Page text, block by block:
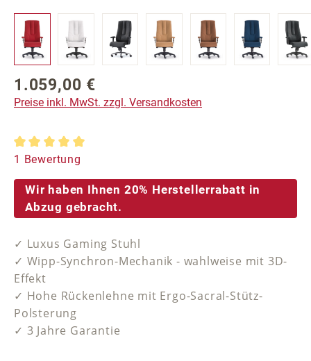
Regulärer Preis:
1.059,00 €
Preise inkl. MwSt. zzgl. Versandkosten
Durchschnittliche Bewertung von 5 von 5 Sternen
1 Bewertung
Wir haben Ihnen 20% Herstellerrabatt in
Abzug gebracht.
✓ Luxus Gaming Stuhl
✓ Wipp-Synchron-Mechanik - wahlweise mit 3D-
Effekt
✓ Hohe Rückenlehne mit Ergo-Sacral-Stütz-
Polsterung
✓ 3 Jahre Garantie